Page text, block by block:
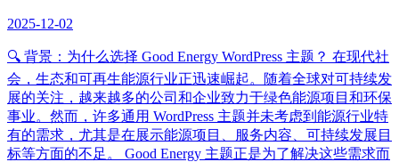
2025-12-02
🔍 背景：为什么选择 Good Energy WordPress 主题？ 在现代社
会，生态和可再生能源行业正迅速崛起。随着全球对可持续发
展的关注，越来越多的公司和企业致力于绿色能源项目和环保
事业。然而，许多通用 WordPress 主题并未考虑到能源行业特
有的需求，尤其是在展示能源项目、服务内容、可持续发展目
标等方面的不足。 Good Energy 主题正是为了解决这些需求而